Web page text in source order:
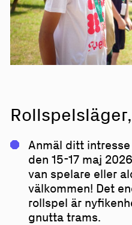
Anmäl ditt
den 15-17 maj
van spelare eller
välkommen! Det
rollspel är
gnutta trams.